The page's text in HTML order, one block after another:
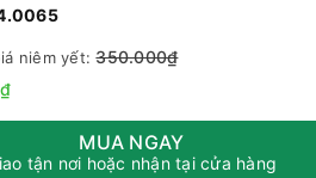
niêm yết:350.000₫
MUA NGAY
tận nơi hoặc nhận tại cửa hàng